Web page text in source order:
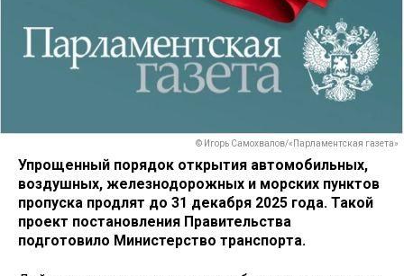
© Игорь Самохвалов/«Парламентская газета»
Упрощенный порядок открытия автомобильных,
воздушных, железнодорожных и морских пунктов
пропуска продлят до 31 декабря 2025 года. Такой
проект постановления Правительства
подготовило Министерство транспорта.